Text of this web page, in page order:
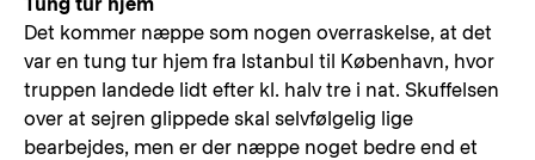
Det kommer næppe som nogen overraskelse, at det
var en tung tur hjem fra Istanbul til København, hvor
truppen landede lidt efter kl. halv tre i nat. Skuffelsen
over at sejren glippede skal selvfølgelig lige
bearbejdes, men er der næppe noget bedre end et